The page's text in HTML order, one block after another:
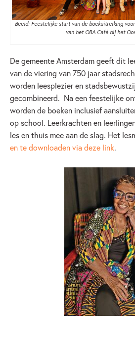
Beeld: Feestelijke start van de boekuitreiking
van het OBA Café bij het
De gemeente Amsterdam geeft dit
van de viering van 750 jaar
worden leesplezier en
gecombineerd. Na een feestelijke
worden de boeken inclusief
op school. Leerkrachten en
les en thuis mee aan de slag. Het
en te downloaden via deze link.